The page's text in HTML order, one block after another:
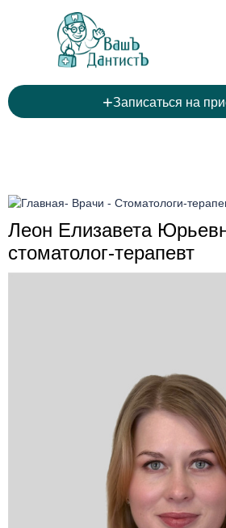
+Записаться на
- Врачи - Стоматологи-
Леон Елизавета
стоматолог-терапевт